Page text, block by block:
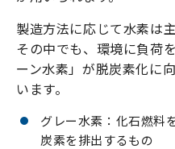
製造方法に応じて水素は
その中でも、環境に負荷
ーン水素」が脱炭素化に
います。
グレー水素：化石燃料
炭素を排出するもの